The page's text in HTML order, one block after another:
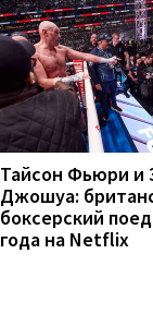
Тайсон Фьюри и
Джошуа:
боксерский
года на Netflix